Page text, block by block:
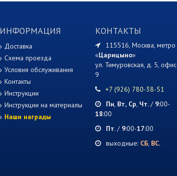
ИНФОРМАЦИЯ
Доставка
Схема проезда
Условия обслуживания
Контакты
Инструкции
Инструкции на материалы
Наши награды
КОНТАКТЫ
115516, Москва, метро
«Царицыно»
ул. Тимуровская, д. 5, офис
9
+7 (926) 780-38-51
Пн, Вт, Ср, Чт. / 9:00-
18:00
Пт. / 9:00-17:00
выходные: СБ, ВС.